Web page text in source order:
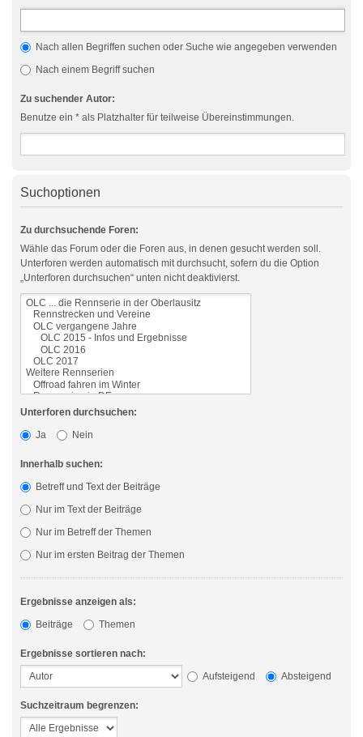
Nach allen Begriffen suchen oder Suche wie angegeben verwenden
Nach einem Begriff suchen
Zu suchender Autor:
Benutze ein * als Platzhalter für teilweise Übereinstimmungen.
Suchoptionen
Zu durchsuchende Foren:
Wähle das Forum oder die Foren aus, in denen gesucht werden soll.
Unterforen werden automatisch mit durchsucht, sofern du die Option
„Unterforen durchsuchen“ unten nicht deaktivierst.
Unterforen durchsuchen:
Ja
Nein
Innerhalb suchen:
Betreff und Text der Beiträge
Nur im Text der Beiträge
Nur im Betreff der Themen
Nur im ersten Beitrag der Themen
Ergebnisse anzeigen als:
Beiträge
Themen
Ergebnisse sortieren nach:
Aufsteigend
Absteigend
Suchzeitraum begrenzen: